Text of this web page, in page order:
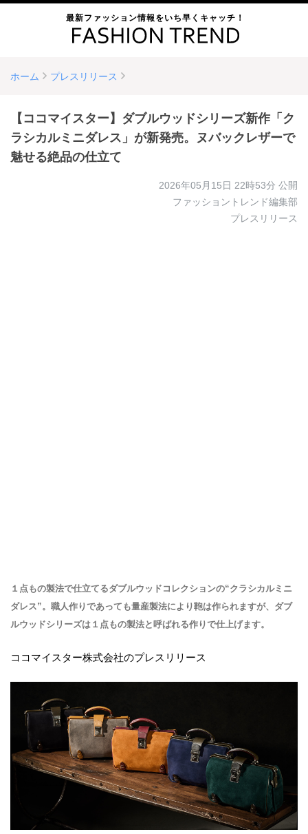
最新ファッション情報をいち早くキャッチ！
ホーム プレスリリース
【ココマイスター】ダブルウッドシリーズ新作「ク
ラシカルミニダレス」が新発売。ヌバックレザーで
魅せる絶品の仕立て
2026年05月15日 22時53分 公開
ファッショントレンド編集部
プレスリリース
１点もの製法で仕立てるダブルウッドコレクションの“クラシカルミニ
ダレス”。職人作りであっても量産製法により鞄は作られますが、ダブ
ルウッドシリーズは１点もの製法と呼ばれる作りで仕上げます。
ココマイスター株式会社のプレスリリース